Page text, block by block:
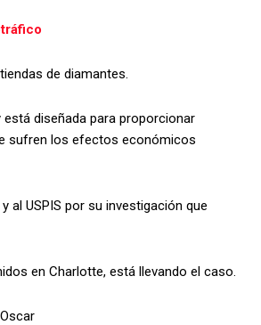
de diamantes.
está diseñada para proporcionar
sufren los efectos económicos
al USPIS por su investigación que
en Charlotte, está llevando el caso.